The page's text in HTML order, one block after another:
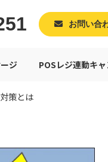
お問い合
ジ POSレジ連動キ
策とは